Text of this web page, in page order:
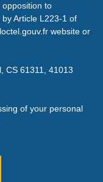
to
Article L223-1 of
website or
CS 61311, 41013
of your personal